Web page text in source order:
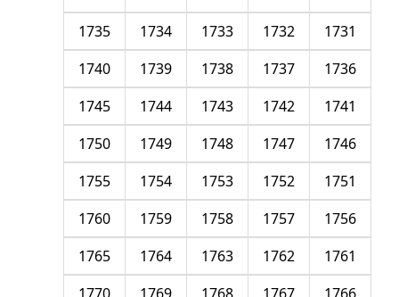
1731
1732
1733
1734
1735
1736
1737
1738
1739
1740
1741
1742
1743
1744
1745
1746
1747
1748
1749
1750
1751
1752
1753
1754
1755
1756
1757
1758
1759
1760
1761
1762
1763
1764
1765